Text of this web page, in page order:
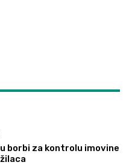
u borbi za kontrolu imovine